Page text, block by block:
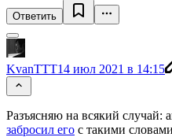
Ответить
KvanTTT14 июл 2021 в 14:15
Разъясняю на всякий случай:
забросил его c такими